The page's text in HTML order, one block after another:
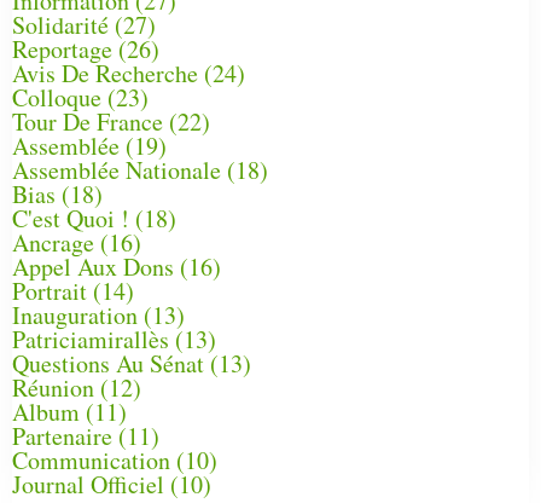
Solidarité (27)
Reportage (26)
Avis De Recherche (24)
Colloque (23)
Tour De France (22)
Assemblée (19)
Assemblée Nationale (18)
Bias (18)
C'est Quoi ! (18)
Ancrage (16)
Appel Aux Dons (16)
Portrait (14)
Inauguration (13)
Patriciamirallès (13)
Questions Au Sénat(13)
Réunion (12)
Album (11)
Partenaire(11)
Communication (10)
Journal Officiel (10)